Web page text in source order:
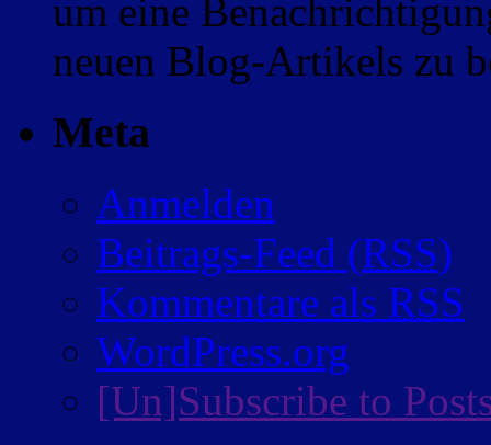
um eine
neuen Blog-Artikels zu
Meta
Anmelden
Beitrags-Feed (RSS)
Kommentare als RSS
WordPress.org
[Un]Subscribe to